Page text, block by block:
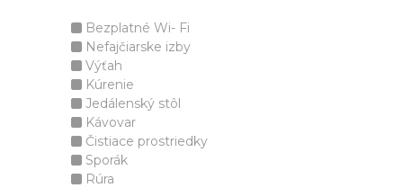
Bezplatné Wi- Fi
Nefajčiarske izby
Výťah
Kúrenie
Jedálenský stôl
Kávovar
Čistiace prostriedky
Sporák
Rúra